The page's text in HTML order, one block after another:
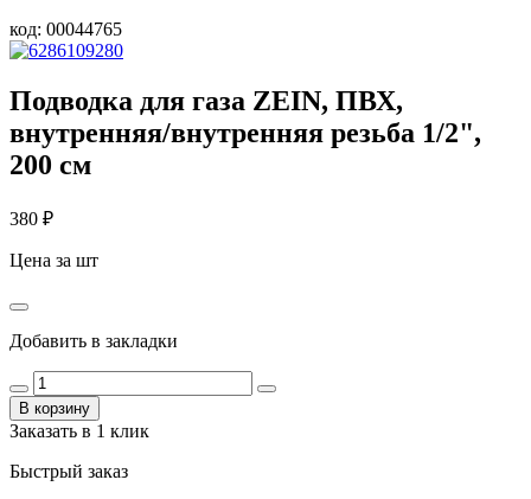
код: 00044765
Подводка для газа ZEIN, ПВХ,
внутренняя/внутренняя резьба 1/2",
200 см
380 ₽
Цена за шт
Добавить в закладки
В корзину
Заказать в 1 клик
Быстрый заказ